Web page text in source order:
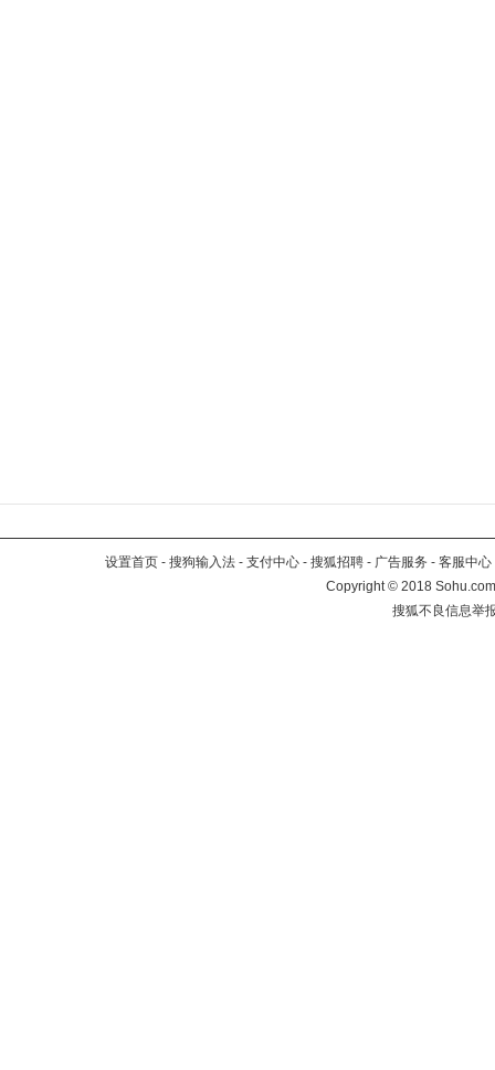
设置首页 - 搜狗输入法 - 支付中心 - 搜狐招聘 - 广告服务 - 客服中心
Copyright©2018
搜狐不良信息举